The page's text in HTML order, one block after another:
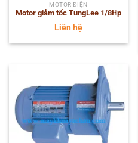
MOTOR ĐIỆN
Motor giảm tốc TungLee 1/8Hp
Liên hệ